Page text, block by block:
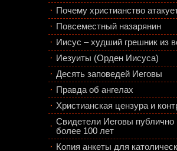
Почему христианство
Повсеместный назарянин
Иисус – худший грешник из
Иезуиты (Орден Иисуса)
Десять заповедей Иеговы
Правда об ангелах
Христианская цензура и
Свидетели Иеговы
более 100 лет
Копия анкеты для